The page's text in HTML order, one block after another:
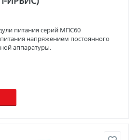
питания серий МПС60
напряжением постоянного
аппаратуры.